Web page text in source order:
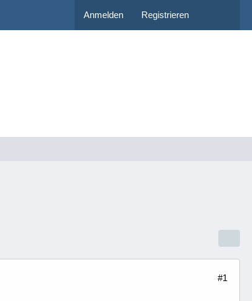
Anmelden Registrieren
#1